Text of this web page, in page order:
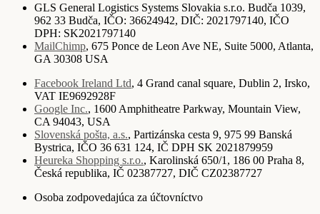
GLS General Logistics Systems Slovakia s.r.o. Budča 1039,
962 33 Budča, IČO: 36624942, DIČ: 2021797140, IČO
DPH: SK2021797140
MailChimp, 675 Ponce de Leon Ave NE, Suite 5000, Atlanta,
GA 30308 USA
Facebook Ireland Ltd, 4 Grand canal square, Dublin 2, Irsko,
VAT IE9692928F
Google Inc., 1600 Amphitheatre Parkway, Mountain View,
CA 94043, USA
Slovenská pošta, a.s., Partizánska cesta 9, 975 99 Banská
Bystrica, IČO 36 631 124, IČ DPH SK 2021879959
Heureka Shopping s.r.o., Karolinská 650/1, 186 00 Praha 8,
Česká republika, IČ 02387727, DIČ CZ02387727
Osoba zodpovedajúca za účtovníctvo